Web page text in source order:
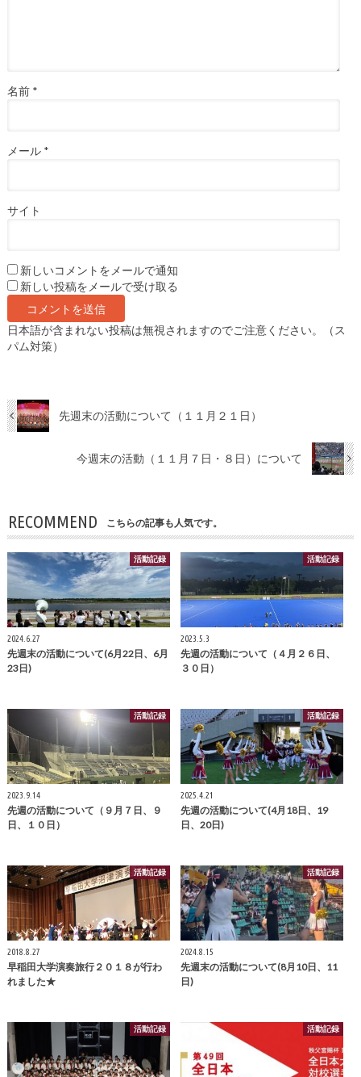
名前 *
メール *
サイト
新しいコメントをメールで通知
新しい投稿をメールで受け取る
日本語が含まれない投稿は無視されますのでご注意ください。（ス
パム対策）
先週末の活動について（１１月２１日）
今週末の活動（１１月７日・８日）について
RECOMMEND こちらの記事も人気です。
活動記録
2024.6.27
先週末の活動について(6月22日、6月
23日)
活動記録
2023.5.3
先週の活動について（４月２６日、
３０日）
活動記録
2023.9.14
先週の活動について（９月７日、９
日、１０日）
活動記録
2025.4.21
先週の活動について(4月18日、19
日、20日)
活動記録
2018.8.27
早稲田大学演奏旅行２０１８が行わ
れました★
活動記録
2024.8.15
先週末の活動について(8月10日、11
日)
活動記録 活動記録